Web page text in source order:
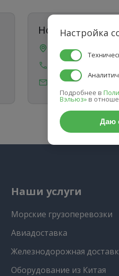
Настройка
Подробнее в
Вэльюз»в
Даю
Новосибирск
пр-т
Наши услуги
Морские грузоперевозки
Авиадоставка
Железнодорожная
Оборудование из Китая